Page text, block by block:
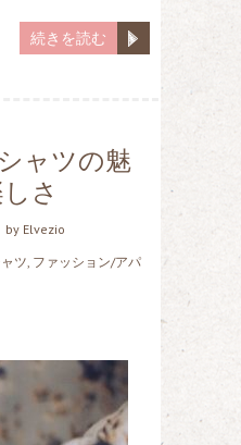
続きを読む
ャツの魅
さ
by Elvezio
ツ, ファッション/アパ